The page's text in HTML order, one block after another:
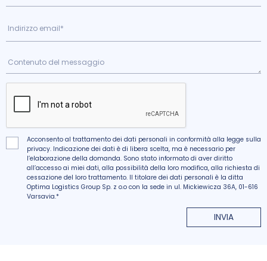
Acconsento al trattamento dei dati personali in conformità alla legge sulla
privacy. Indicazione dei dati è di libera scelta, ma è necessario per
l’elaborazione della domanda. Sono stato informato di aver diritto
all’accesso ai miei dati, alla possibilità della loro modifica, alla richiesta di
cessazione del loro trattamento. Il titolare dei dati personali è la ditta
Optima Logistics Group Sp. z o.o con la sede in ul. Mickiewicza 36A, 01-616
Varsavia.*
INVIA